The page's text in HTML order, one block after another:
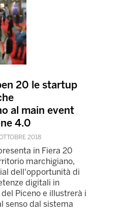
20 le startup
al main event
4.0
2018
in Fiera 20
marchigiano,
dell'opportunità di
digitali in
Piceno e illustrerà i
senso dal sistema